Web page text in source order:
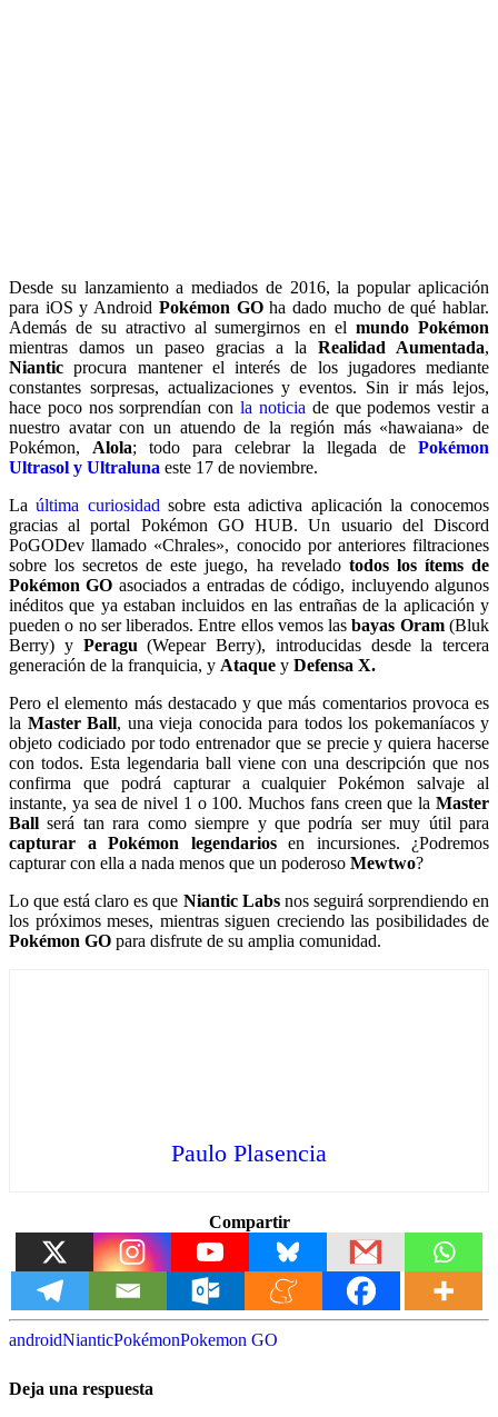
Desde su lanzamiento a mediados de 2016, la popular aplicación
para iOS y Android Pokémon GOha dado mucho de qué hablar.
Además de su atractivo al sumergirnos en elmundo Pokémon
mientras damos un paseo gracias a la Realidad Aumentada,
Niantic procura mantener el interés de los jugadores mediante
constantes sorpresas, actualizaciones y eventos. Sin ir más lejos,
hace poco nos sorprendían conla noticia de que podemos vestir a
nuestro avatar con un atuendo de la región más «hawaiana» de
Pokémon, Alola; todo para celebrar la llegada de Pokémon
Ultrasol y Ultraluna este 17 de noviembre.
Laúltima curiosidad sobre esta adictiva aplicación la conocemos
gracias al portal Pokémon GO HUB. Un usuario del Discord
PoGODev llamado «Chrales», conocido por anteriores filtraciones
sobre los secretos de este juego, ha revelado todos los ítems de
Pokémon GO asociados a entradas de código, incluyendo algunos
inéditos que ya estaban incluidos en las entrañas de la aplicación y
pueden o no ser liberados. Entre ellos vemos lasbayas Oram(Bluk
Berry) y Peragu (Wepear Berry), introducidas desde la tercera
generación de la franquicia, y Ataque y Defensa X.
Pero el elemento más destacado y que más comentarios provoca es
la Master Ball, una vieja conocida para todos los pokemaníacos y
objeto codiciado por todo entrenador que se precie y quiera hacerse
con todos. Esta legendaria ball viene con una descripción que nos
confirma que podrá capturar a cualquier Pokémon salvaje al
instante, ya sea de nivel 1 o 100. Muchos fans creen que la Master
Ball será tan rara como siempre y que podría ser muy útil para
capturar a Pokémon legendariosen incursiones. ¿Podremos
capturar con ella a nada menos que un poderoso Mewtwo?
Lo que está claro es que Niantic Labsnos seguirá sorprendiendo en
los próximos meses, mientras siguen creciendo las posibilidades de
Pokémon GO para disfrute de su amplia comunidad.
Paulo Plasencia
Compartir
androidNianticPokémonPokemon GO
Deja una respuesta